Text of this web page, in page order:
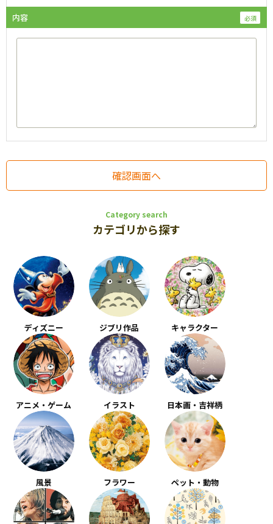
内容
Category search
カテゴリから探す
ディズニー ジブリ作品 キャラクター
アニメ・ゲーム イラスト 日本画・吉祥柄
風景 フラワー ペット・動物